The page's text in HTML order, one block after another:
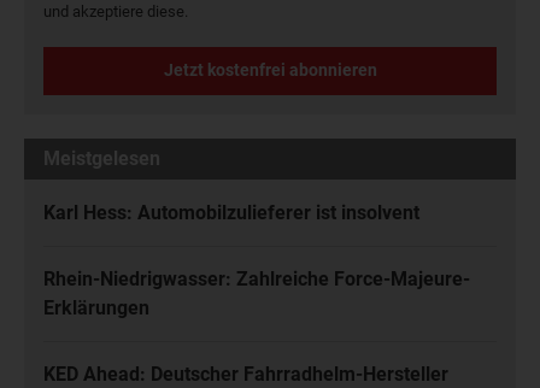
und akzeptiere diese.
Jetzt kostenfrei abonnieren
Meistgelesen
Karl Hess: Automobilzulieferer ist insolvent
Rhein-Niedrigwasser: Zahlreiche Force-Majeure-
Erklärungen
KED Ahead: Deutscher Fahrradhelm-Hersteller